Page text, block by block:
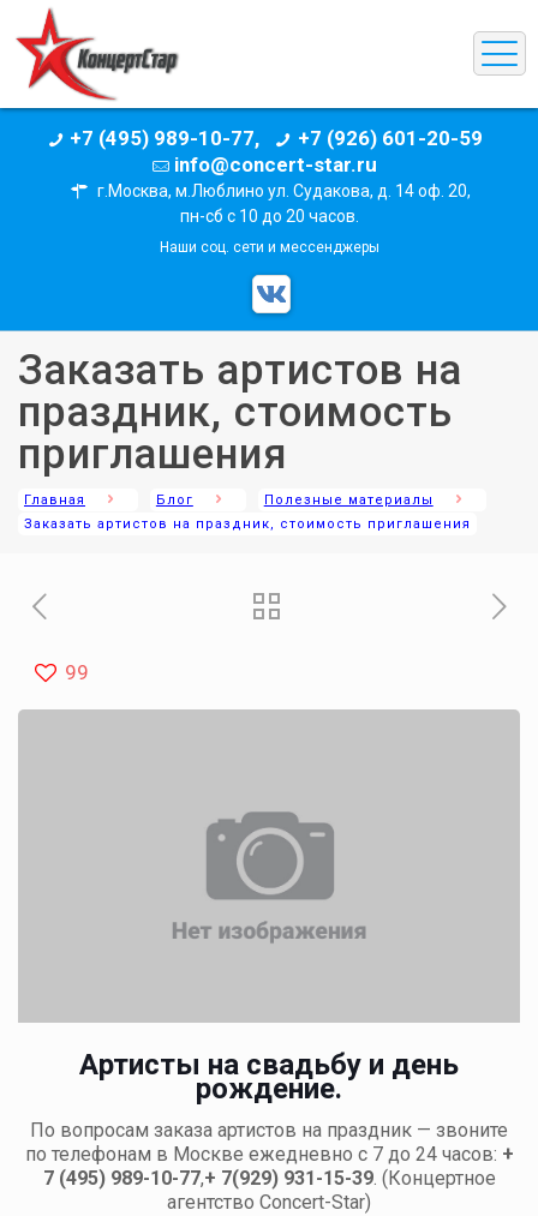
+7 (495) 989-10-77,
+7 (926) 601-20-59
info@concert-star.ru
г.Москва, м.Люблино ул. Судакова, д. 14 оф. 20,
пн-сб с 10 до 20 часов.
Наши соц. сети и мессенджеры
Заказать артистов на
праздник, стоимость
приглашения
Главная Блог
Полезные материалы
Заказать артистов на праздник, стоимость приглашения
99
Артисты на свадьбу и день
рождение.
По вопросам заказа артистов на праздник — звоните
по телефонам в Москве ежедневно с 7 до 24 часов: +
7 (495) 989-10-77,+ 7(929) 931-15-39. (Концертное
агентство Concert-Star)